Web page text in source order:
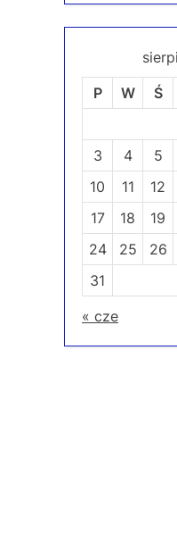
P W Ś
3
4 5
10
11 12
17
18 19
24
25 26
31
« cze